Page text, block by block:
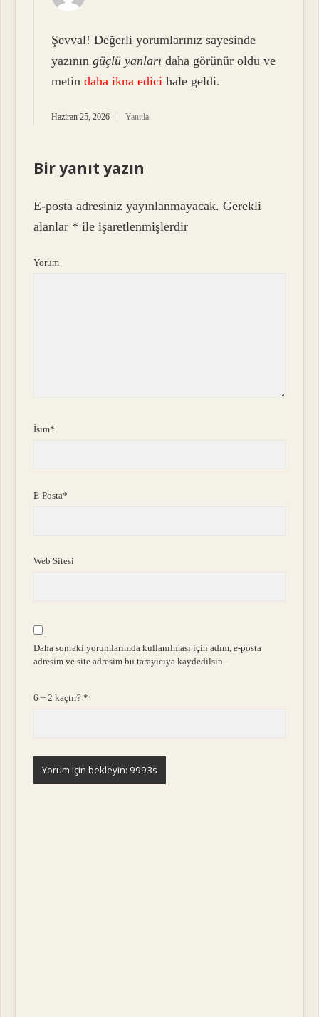
Şevval! Değerli yorumlarınız sayesinde
yazınıngüçlü yanları daha görünür oldu ve
metindaha ikna edici hale geldi.
Haziran 25, 2026 Yanıtla
Bir yanıt yazın
E-posta adresiniz yayınlanmayacak. Gerekli
alanlar * ile işaretlenmişlerdir
Yorum
İsim*
E-Posta*
Web Sitesi
Daha sonraki yorumlarımda kullanılması için adım, e-posta
adresim ve site adresim bu tarayıcıya kaydedilsin.
6 + 2 kaçtır?*